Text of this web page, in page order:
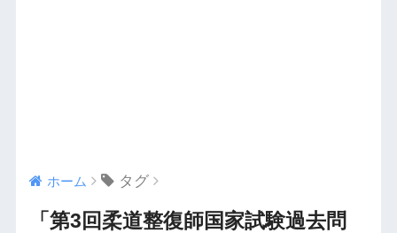
ホーム タグ
「第3回柔道整復師国家試験過去問